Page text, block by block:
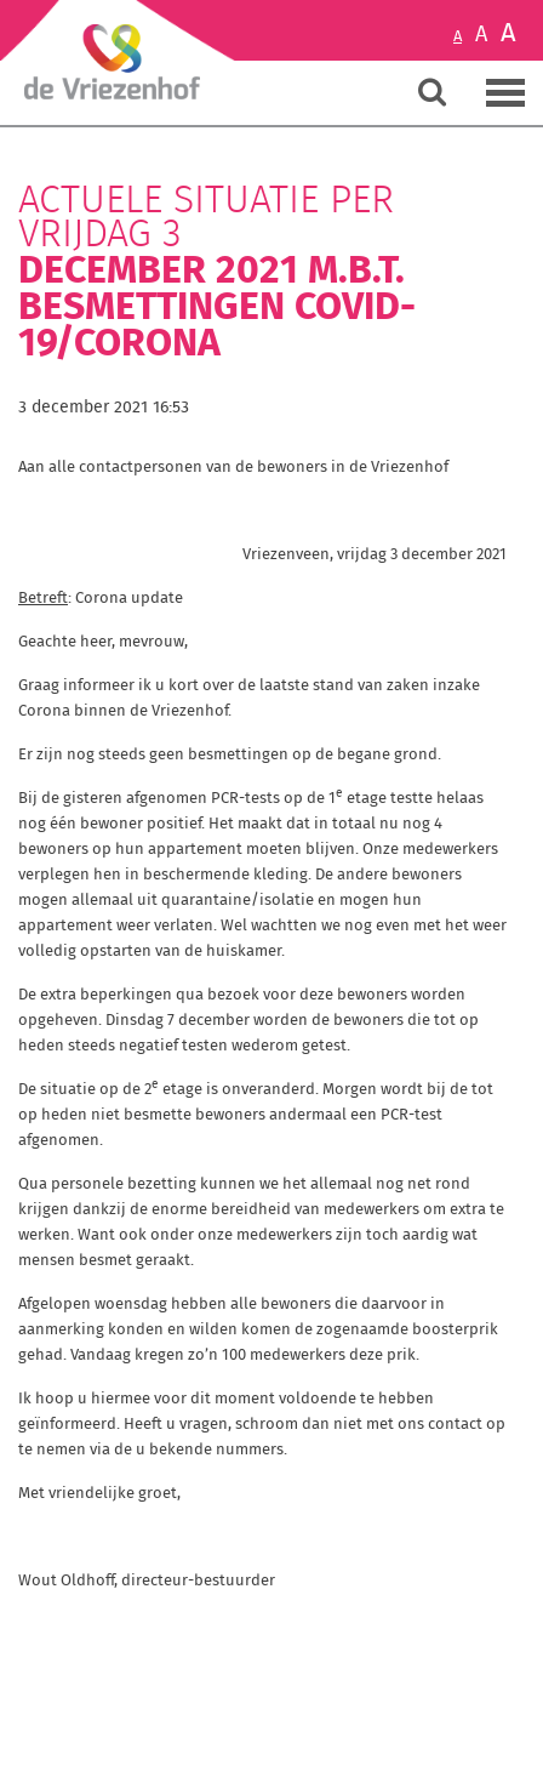
A A A
ACTUELE SITUATIE PER
VRIJDAG 3
DECEMBER 2021 M.B.T.
BESMETTINGEN COVID-
19/CORONA
3 december 2021 16:53
Aan alle contactpersonen van de bewoners in de Vriezenhof
Vriezenveen, vrijdag 3 december 2021
Betreft: Corona update
Geachte heer, mevrouw,
Graag informeer ik u kort over de laatste stand van zaken inzake
Corona binnen de Vriezenhof.
Er zijn nog steeds geen besmettingen op de begane grond.
Bij de gisteren afgenomen PCR-tests op de 1e etage testte helaas
nog één bewoner positief. Het maakt dat in totaal nu nog 4
bewoners op hun appartement moeten blijven. Onze medewerkers
verplegen hen in beschermende kleding. De andere bewoners
mogen allemaal uit quarantaine/isolatie en mogen hun
appartement weer verlaten. Wel wachtten we nog even met het weer
volledig opstarten van de huiskamer.
De extra beperkingen qua bezoek voor deze bewoners worden
opgeheven. Dinsdag 7 december worden de bewoners die tot op
heden steeds negatief testen wederom getest.
De situatie op de 2e etage is onveranderd. Morgen wordt bij de tot
op heden niet besmette bewoners andermaal een PCR-test
afgenomen.
Qua personele bezetting kunnen we het allemaal nog net rond
krijgen dankzij de enorme bereidheid van medewerkers om extra te
werken. Want ook onder onze medewerkers zijn toch aardig wat
mensen besmet geraakt.
Afgelopen woensdag hebben alle bewoners die daarvoor in
aanmerking konden en wilden komen de zogenaamde boosterprik
gehad. Vandaag kregen zo’n 100 medewerkers deze prik.
Ik hoop u hiermee voor dit moment voldoende te hebben
geïnformeerd. Heeft u vragen, schroom dan niet met ons contact op
te nemen via de u bekende nummers.
Met vriendelijke groet,
Wout Oldhoff, directeur-bestuurder